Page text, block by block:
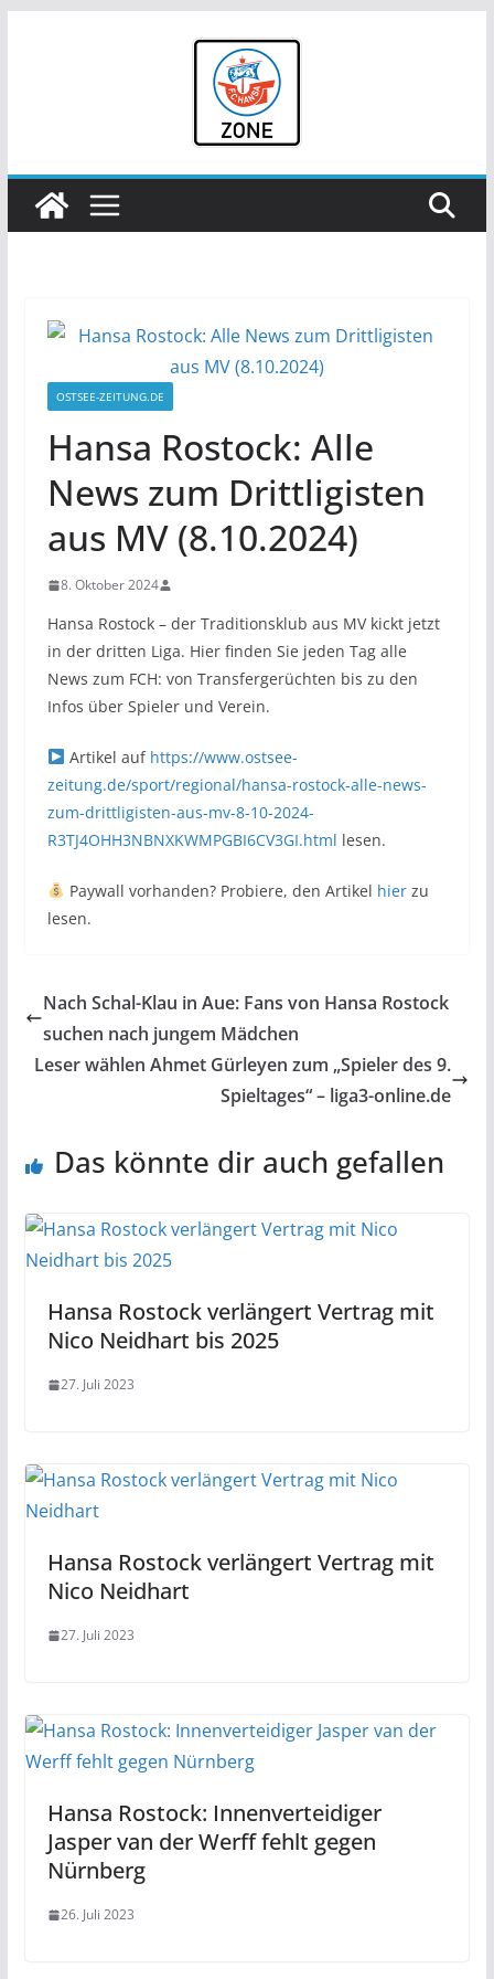
OSTSEE-ZEITUNG.DE
Hansa Rostock: Alle
News zum Drittligisten
aus MV (8.10.2024)
8. Oktober 2024
Hansa Rostock – der Traditionsklub aus MV kickt jetzt
in der dritten Liga. Hier finden Sie jeden Tag alle
News zum FCH: von Transfergerüchten bis zu den
Infos über Spieler und Verein.
Artikel auf https://www.ostsee-
zeitung.de/sport/regional/hansa-rostock-alle-news-
zum-drittligisten-aus-mv-8-10-2024-
R3TJ4OHH3NBNXKWMPGBI6CV3GI.html lesen.
Paywall vorhanden? Probiere, den Artikel hierzu
lesen.
Nach Schal-Klau in Aue: Fans von Hansa Rostock
suchen nach jungem Mädchen
Leser wählen Ahmet Gürleyen zum „Spieler des 9.
Spieltages“ – liga3-online.de
Das könnte dir auch gefallen
Hansa Rostock verlängert Vertrag mit
Nico Neidhart bis 2025
27. Juli 2023
Hansa Rostock verlängert Vertrag mit
Nico Neidhart
27. Juli 2023
Hansa Rostock: Innenverteidiger
Jasper van der Werff fehlt gegen
Nürnberg
26. Juli 2023